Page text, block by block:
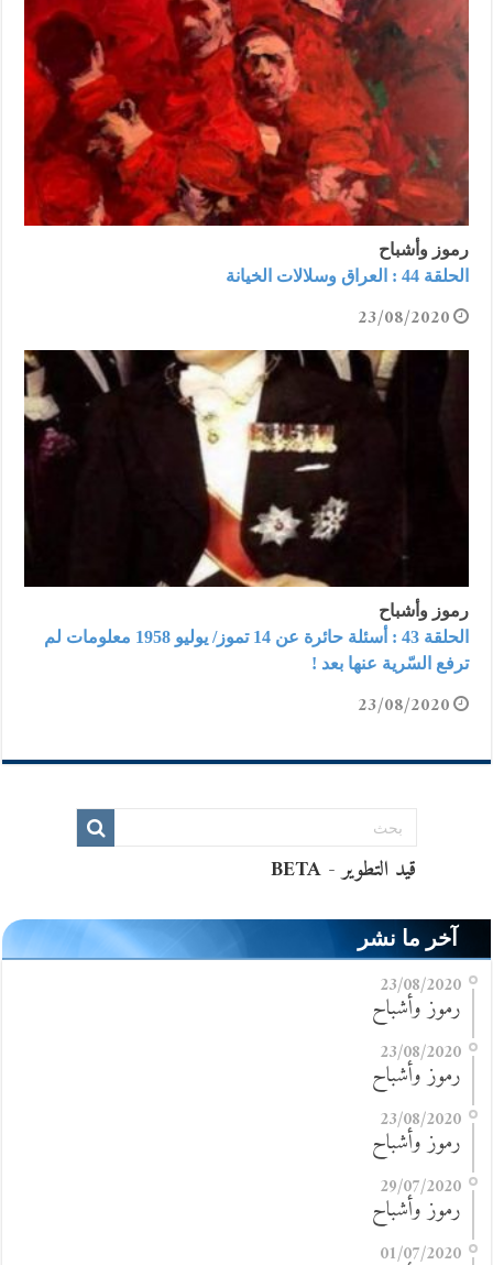
رموز وأشباح
الحلقة 44 : العراق وسلالات الخيانة
23/08/2020
رموز وأشباح
الحلقة 43 : أسئلة حائرة عن 14 تموز/ يوليو 1958 معلومات لم
ترفع السّرية عنها بعد !
23/08/2020
آخر ما نشر
23/08/2020
رموز وأشباح
23/08/2020
رموز وأشباح
23/08/2020
رموز وأشباح
29/07/2020
رموز وأشباح
01/07/2020